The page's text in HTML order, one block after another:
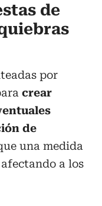
de
por
crear
de
una medida
a los